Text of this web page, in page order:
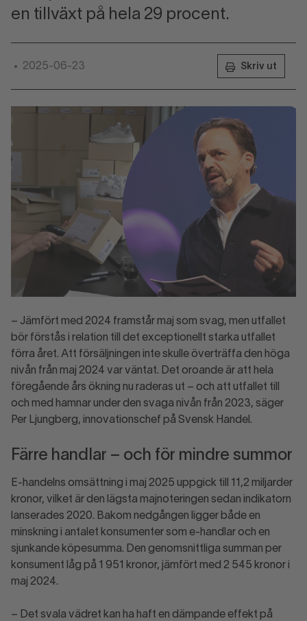
en tillväxt på hela 29 procent.
• 2025-06-23 Skriv ut
– Jämfört med 2024 framstår maj som svag, men utfallet
bör förstås i relation till det exceptionellt starka utfallet
förra året. Att försäljningen inte skulle överträffa den höga
nivån från maj 2024 var väntat. Det oroande är att hela
föregående års ökning nu raderas ut – och att utfallet till
och med hamnar under den svaga nivån från 2023, säger
Per Ljungberg, innovationschef på Svensk Handel.
Färre handlar – och för mindre summor
E-handelns omsättning i maj 2025 uppgick till 11,2 miljarder
kronor, vilket är den lägsta majnoteringen sedan indikatorn
lanserades 2020. Bakom nedgången ligger både en
minskning i antalet konsumenter som e-handlar och en
sjunkande köpesumma. Den genomsnittliga summan per
konsument låg på 1 951 kronor, jämfört med 2 545 kronor i
maj 2024.
– Det svala vädret kan ha haft en dämpande effekt på